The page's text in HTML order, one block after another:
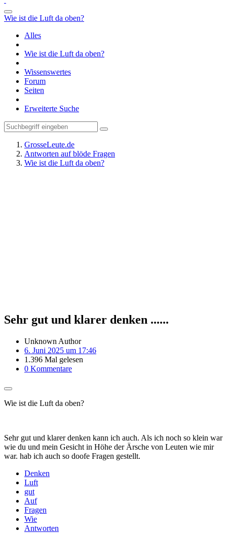
Wie ist die Luft da oben?
Alles
Wie ist die Luft da oben?
Wissenswertes
Forum
Seiten
Erweiterte Suche
GrosseLeute.de
Antworten auf blöde Fragen
Wie ist die Luft da oben?
Sehr gut und klarer denken ......
Unknown Author
6. Juni 2025 um 17:46
1.396 Mal gelesen
0 Kommentare
Wie ist die Luft da oben?
Sehr gut und klarer denken kann ich auch. Als ich noch so klein war
wie du und mein Gesicht in Höhe der Ärsche von Leuten wie mir
war. hab ich auch so doofe Fragen gestellt.
Denken
Luft
gut
Auf
Fragen
Wie
Antworten